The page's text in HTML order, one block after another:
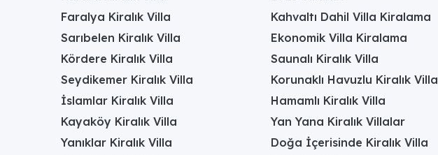
Faralya Kiralık Villa
Sarıbelen Kiralık Villa
Kördere Kiralık Villa
Seydikemer Kiralık Villa
İslamlar Kiralık Villa
Kayaköy Kiralık Villa
Yanıklar Kiralık Villa
Kahvaltı Dahil Villa Kiralama
Ekonomik Villa Kiralama
Saunalı Kiralık Villa
Korunaklı Havuzlu Kiralık Villa
Hamamlı Kiralık Villa
Yan Yana Kiralık Villalar
Doğa İçerisinde Kiralık Villa